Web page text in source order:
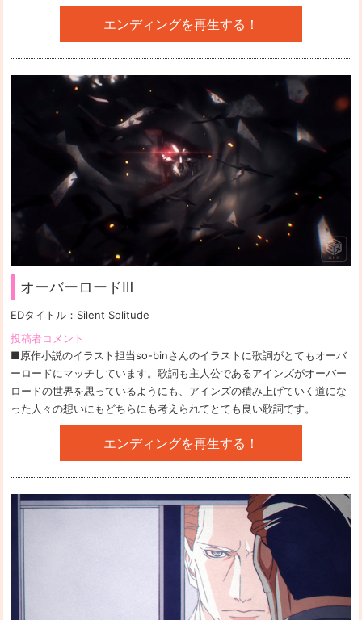
エンディングを再生する！
オーバーロードⅢ
EDタイトル： Silent Solitude
投稿者コメント
■原作小説のイラスト担当so-binさんのイラストに歌詞がとてもオーバ
ーロードにマッチしています。歌詞も主人公であるアインズがオーバー
ロードの世界を思っているようにも、アインズの積み上げていく道にな
った人々の想いにもどちらにも考えられてとても良い歌詞です。
エンディングを再生する！